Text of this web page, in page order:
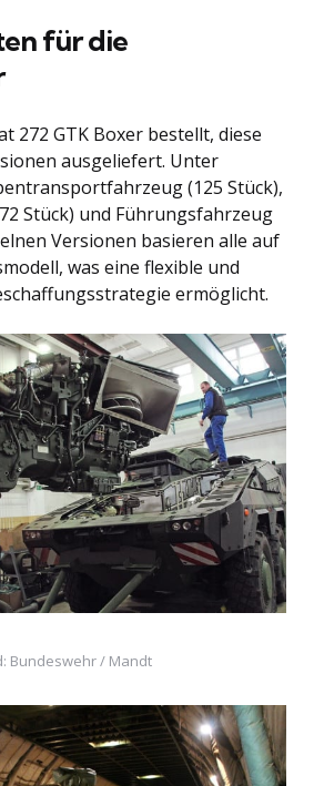
für die
272 GTK Boxer bestellt, diese
ausgeliefert. Unter
(125 Stück),
Stück) und Führungsfahrzeug
Versionen basieren alle auf
was eine flexible und
ermöglicht.
Bundeswehr / Mandt